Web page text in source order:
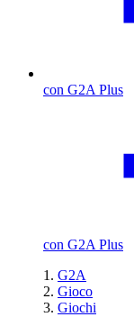
con G2A Plus
con G2A Plus
G2A
Gioco
Giochi